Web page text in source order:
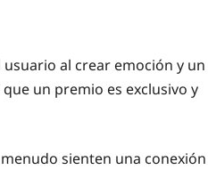
al crear emoción y un
un premio es exclusivo y
sienten una conexión